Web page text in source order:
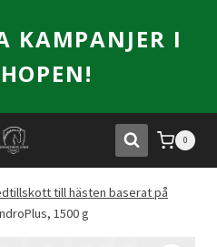
KAMPANJER I
0
till hästen baserat på
1500 g